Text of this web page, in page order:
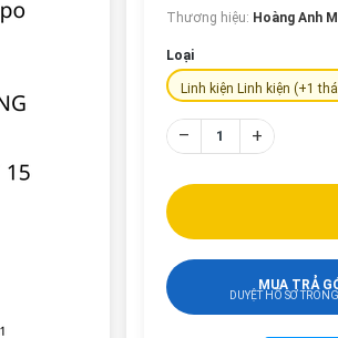
Thương hiệu: Hoàng Anh
Loại
Linh kiện Linh kiện (+1
– +
MUA TRẢ
DUYỆT HỒ SƠ